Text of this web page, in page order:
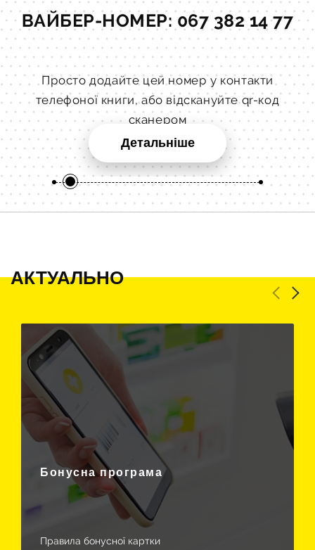
ВАЙБЕР-НОМЕР: 067 382 14 77
Просто додайте цей номер у контакти
телефоної книги, або відскануйте qr-код
сканером
Детальніше
АКТУАЛЬНО
Previous
Бонусна програма
Правила бонусної картки
Next